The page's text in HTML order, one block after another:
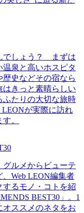
でしょう？ まずは
泉と高いホスピタ
史などその宿なら
きっと素晴らしい
ふたりの大切な旅時
LEONが実際に訪れ
。
ルメからビューテ
Web LEON編集者
るモノ・コトを紹
BEST30」。1
オススメのネタをお